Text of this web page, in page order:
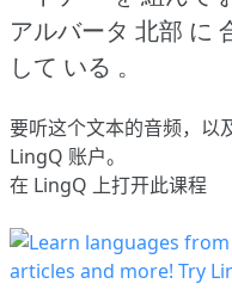
アルバータ 北部 に
して いる 。
要听这个文本的音频，以
LingQ 账户。
在 LingQ 上打开此课程